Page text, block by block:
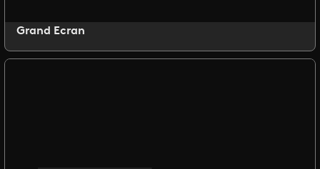
Grand Ecran